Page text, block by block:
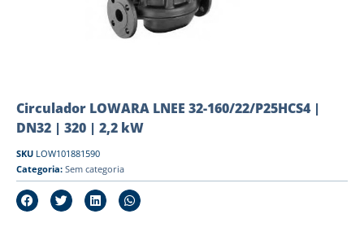
Circulador LOWARA LNEE 32-160/22/P25HCS4 |
DN32 | 320 | 2,2 kW
SKU LOW101881590
Categoria: Sem categoria